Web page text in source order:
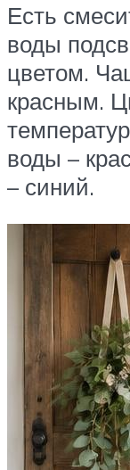
Есть
воды
цветом.
красным.
воды –
– синий.